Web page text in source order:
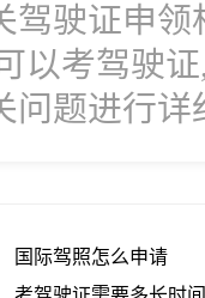
驾驶证申
以考驾驶
问题进行详
国际驾照怎么申请